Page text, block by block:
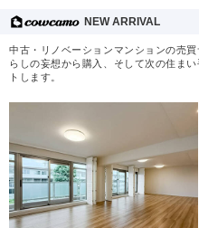
NEW ARRIVAL
中古・リノベーションマンションの売
らしの妄想から購入、そして次の住ま
トします。